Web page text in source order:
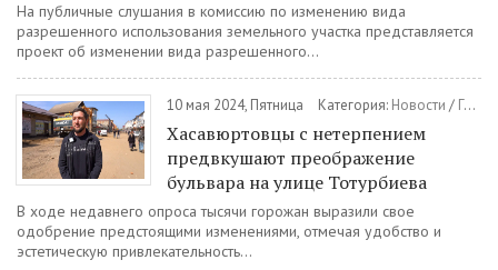
На публичные слушания в комиссию по изменению вида
разрешенного использования земельного участка представляется
проект об изменении вида разрешенного...
10 мая 2024, Пятница Категория: Новости / Городская среда
Хасавюртовцы с нетерпением
предвкушают преображение
бульвара на улице Тотурбиева
В ходе недавнего опроса тысячи горожан выразили свое
одобрение предстоящими изменениями, отмечая удобство и
эстетическую привлекательность...